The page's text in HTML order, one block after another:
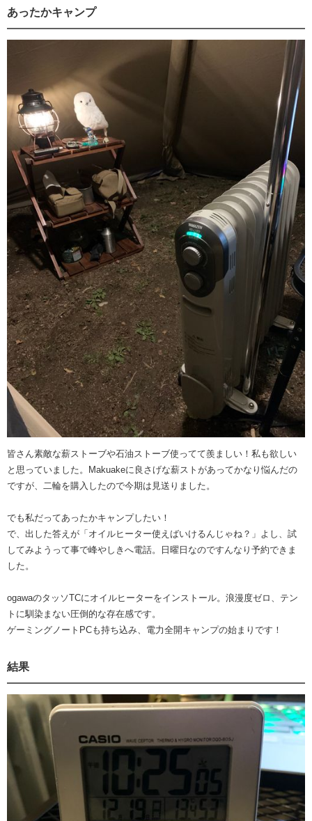
あったかキャンプ
皆さん素敵な薪ストーブや石油ストーブ使ってて羨ましい！私も欲しい
と思っていました。Makuakeに良さげな薪ストがあってかなり悩んだの
ですが、二輪を購入したので今期は見送りました。
でも私だってあったかキャンプしたい！
で、出した答えが「オイルヒーター使えばいけるんじゃね？」よし、試
してみようって事で峰やしきへ電話。日曜日なのですんなり予約できま
した。
ogawaのタッソTCにオイルヒーターをインストール。浪漫度ゼロ、テン
トに馴染まない圧倒的な存在感です。
ゲーミングノートPCも持ち込み、電力全開キャンプの始まりです！
結果